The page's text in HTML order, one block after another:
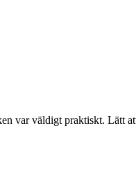
var väldigt praktiskt. Lätt